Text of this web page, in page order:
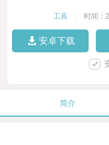
工具 时间：
安卓下载
简介